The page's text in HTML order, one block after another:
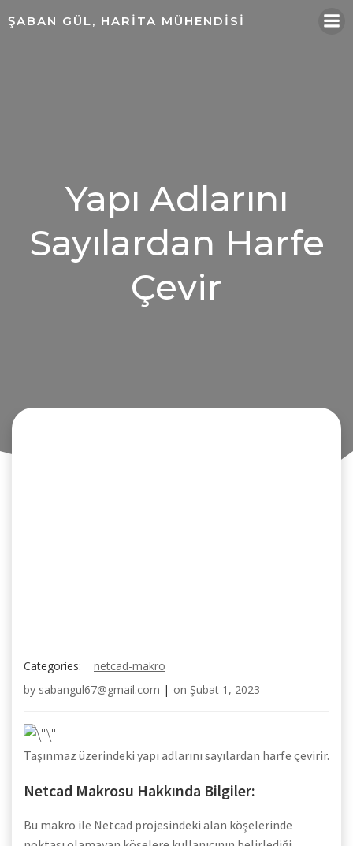
ŞABAN GÜL, HARITA MÜHENDISI
Yapı Adlarını
Sayılardan Harfe
Çevir
Categories:
netcad-makro
by sabangul67@gmail.com | on Şubat 1, 2023
Taşınmaz üzerindeki yapı adlarını sayılardan harfe çevirir.
Netcad Makrosu Hakkında Bilgiler:
Bu makro ile Netcad projesindeki alan köşelerinde